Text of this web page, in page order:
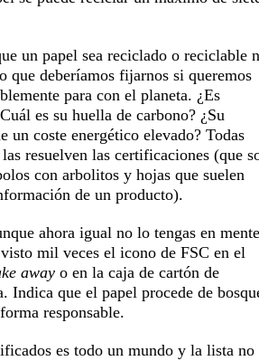
un papel sea reciclado o reciclable
que deberíamos fijarnos si queremos
para con el planeta. ¿Es
es su huella de carbono? ¿Su
un coste energético elevado? Todas
las resuelven las certificaciones (que
con arbolitos y hojas que suelen
de un producto).
ahora igual no lo tengas en
mil veces el icono de FSC en el
away o en la caja de cartón de
Indica que el papel procede de
responsable.
es todo un mundo y la lista no